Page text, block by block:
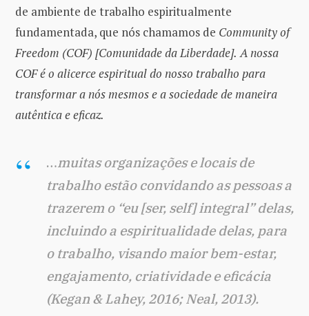
de ambiente de trabalho espiritualmente
fundamentada, que nós chamamos de Community of
Freedom (COF) [Comunidade da Liberdade]. A nossa
COF é o alicerce espiritual do nosso trabalho para
transformar a nós mesmos e a sociedade de maneira
autêntica e eficaz.
…muitas organizações e locais de
trabalho estão convidando as pessoas a
trazerem o “eu [ser, self] integral” delas,
incluindo a espiritualidade delas, para
o trabalho, visando maior bem-estar,
engajamento, criatividade e eficácia
(Kegan & Lahey, 2016; Neal, 2013).